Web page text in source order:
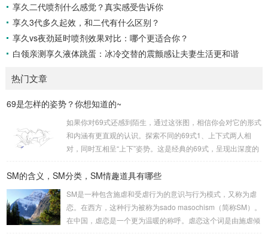
享久二代喷剂什么感觉？真实感受告诉你
享久3代多久起效，和二代有什么区别？
享久vs夜劲延时喷剂效果对比：哪个更适合你？
白领亲测享久液体跳蛋：冰冷交替的震颤感让夫妻生活更和谐
热门文章
69是怎样的姿势？你想知道的~
如果你对69式还感到陌生，通过这张图，相信你会对它的形式
和内涵有更直观的认识。探索不同的69式1、上下式两人相
对，同时互相呈“上下”姿势。这是经典的69式，呈现出深度的
头枕女方大腿。这种体位让双方能更轻松地互相口爱。3、立
考验了男女双方身体素质，需慎重尝试。侧躺式的舒适之处这
一姿势的独特之处在于，女性可以更轻松地掌控伴侣的口舌刺
激，同时避免疲劳。男性则可通过合适的角度和...
SM的含义，SM分类，SM情趣道具有哪些
SM是一种包含施虐和受虐行为的意识与行为模式，又称为虐
恋。在西方，这种行为被称为sado masochism（简称SM）。
在中国，虐恋是一个更为温暖的称呼。虐恋这个词是由施虐倾